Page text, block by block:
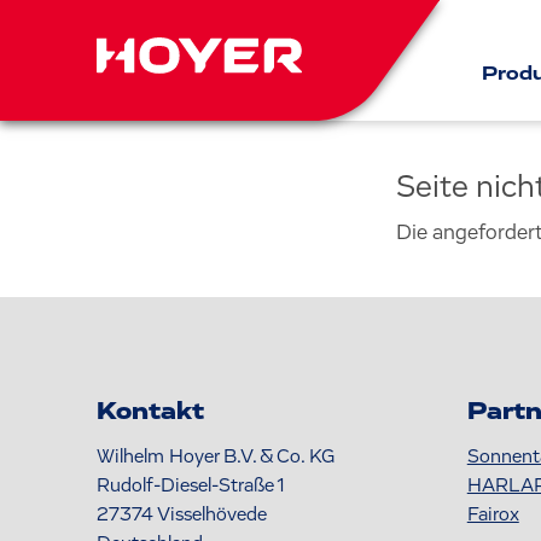
Seite
Die
Kontakt
Wilhelm Hoyer B.V. & Co. KG
Rudolf-Diesel-Straße 1
27374Visselhövede
Fairox